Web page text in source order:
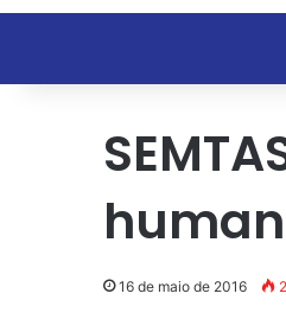
16 de maio de 2016